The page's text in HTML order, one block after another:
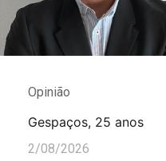
Opinião
Gespaços, 25 anos
2/08/2026